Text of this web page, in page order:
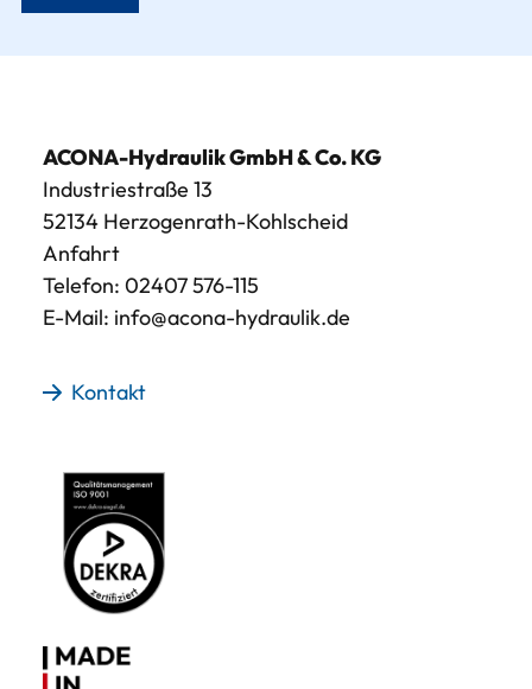
ACONA-Hydraulik GmbH & Co. KG
Industriestraße 13
52134 Herzogenrath-Kohlscheid
Anfahrt
Telefon: 02407 576-115
E-Mail: info@acona-hydraulik.de
Kontakt